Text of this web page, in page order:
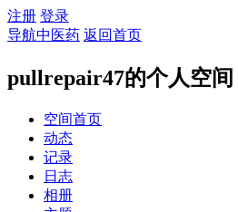
注册 登录
导航中医药 返回首页
pullrepair47的个人空间
空间首页
动态
记录
日志
相册